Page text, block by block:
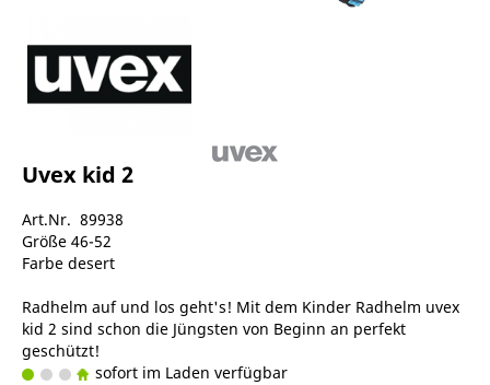
Uvex kid 2
Art.Nr. 89938
Größe 46-52
Farbe desert
Radhelm auf und los geht's! Mit dem Kinder Radhelm uvex
kid 2 sind schon die Jüngsten von Beginn an perfekt
geschützt!
sofort im Laden verfügbar